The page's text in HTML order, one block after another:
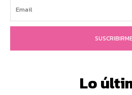
SUSCRIBIRME
Lo